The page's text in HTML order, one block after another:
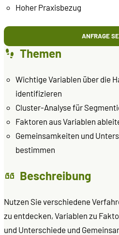
Hoher Praxisbezug
ANFRAGE
Themen
Wichtige Variablen über die
identifizieren
Cluster-Analyse für
Faktoren aus Variablen
Gemeinsamkeiten und
bestimmen
Beschreibung
Nutzen Sie verschiedene
zu entdecken, Variablen zu
und Unterschiede und